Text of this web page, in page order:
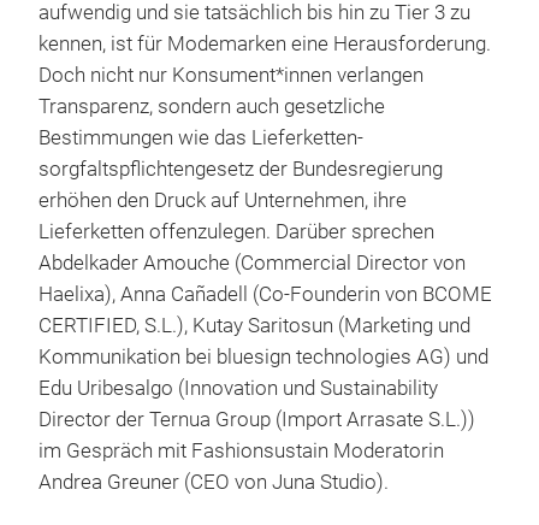
aufwendig und sie tatsächlich bis hin zu Tier 3 zu
kennen, ist für Modemarken eine Herausforderung.
Doch nicht nur Konsument*innen verlangen
Transparenz, sondern auch gesetzliche
Bestimmungen wie das Lieferketten­
sorgfaltspflichten­gesetz der Bundesregierung
erhöhen den Druck auf Unternehmen, ihre
Lieferketten offenzulegen. Darüber sprechen
Abdelkader Amouche (Commercial Director von
Haelixa), Anna Cañadell (Co-Founderin von BCOME
CERTIFIED, S.L.), Kutay Saritosun (Marketing und
Kommunikation bei bluesign technologies AG) und
Edu Uribesalgo (Innovation und Sustainability
Director der Ternua Group (Import Arrasate S.L.))
im Gespräch mit Fashionsustain Moderatorin
Andrea Greuner (CEO von Juna Studio).